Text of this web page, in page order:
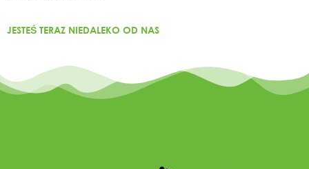
JESTEŚ TERAZ NIEDALEKO OD NAS